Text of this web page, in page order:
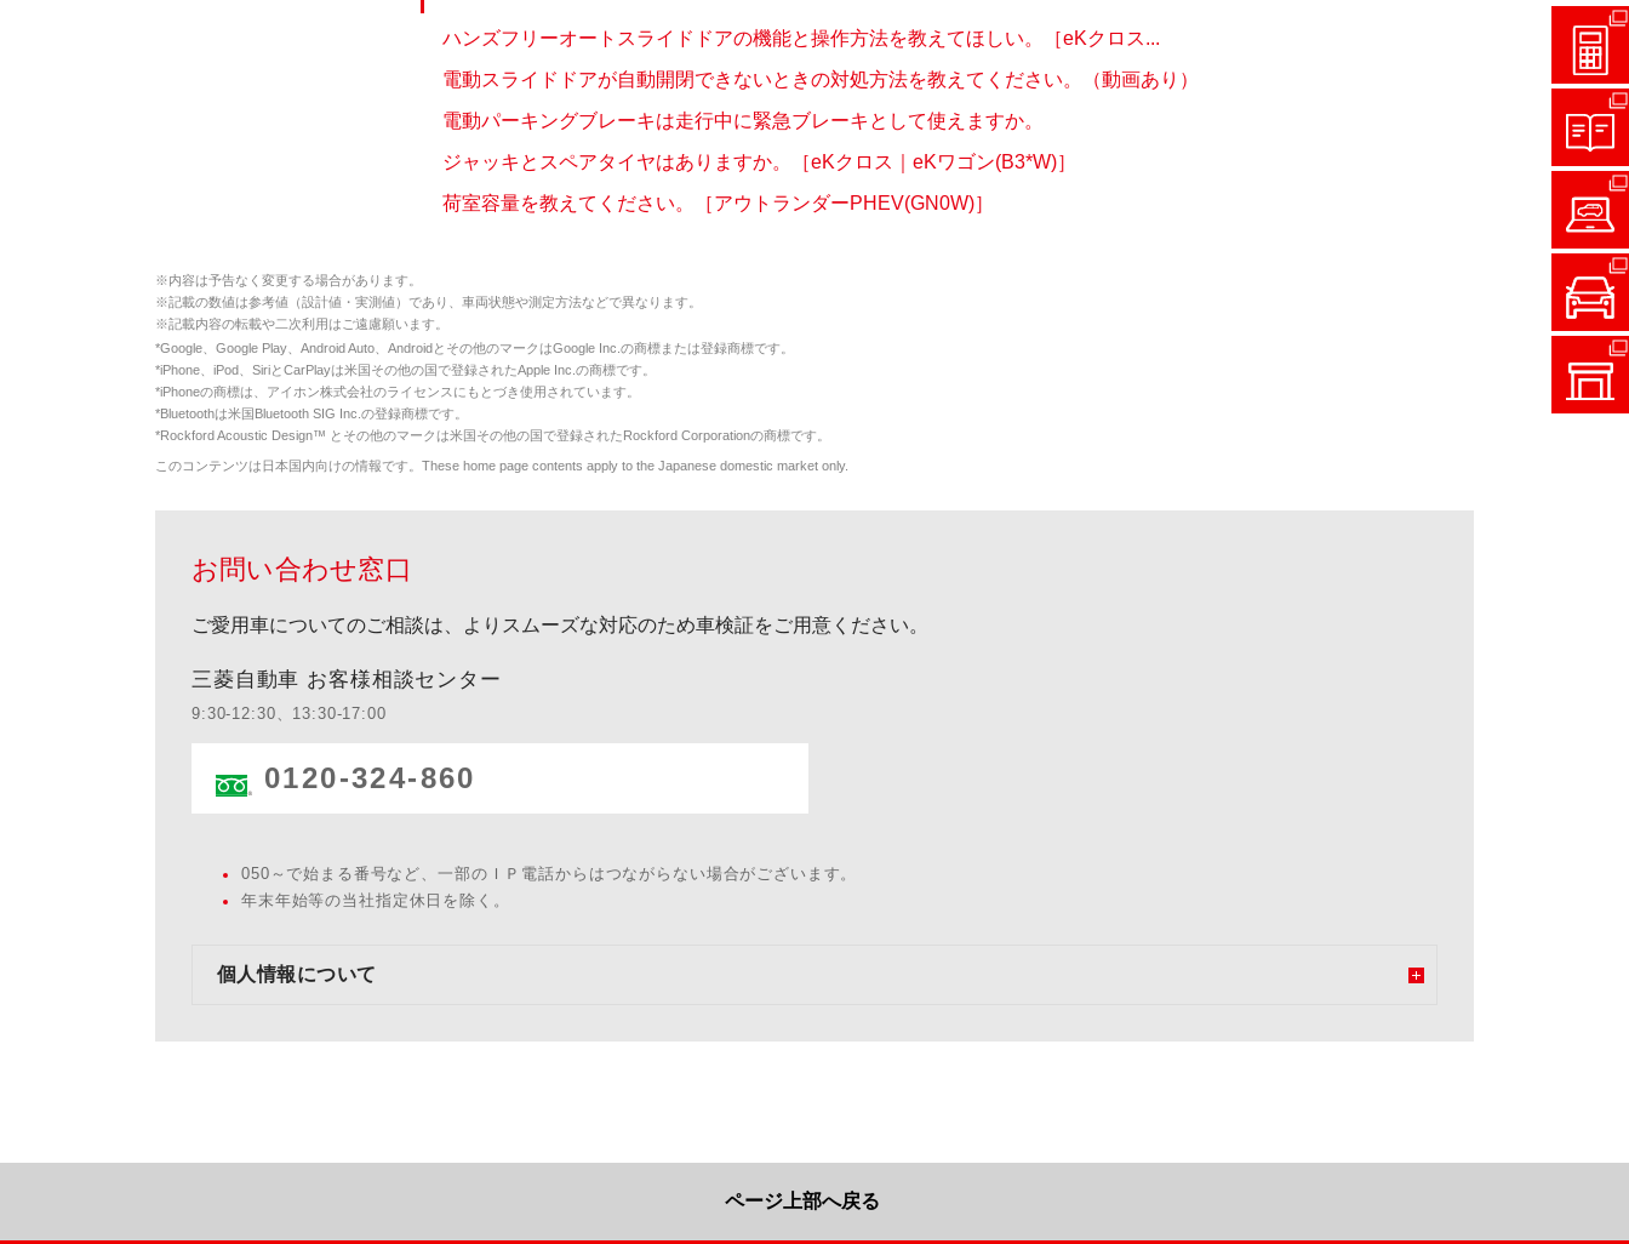
ハンズフリーオートスライドドアの機能と操作方法を教えてほしい。［eKクロス...
電動スライドドアが自動開閉できないときの対処方法を教えてください。（動画あり）
電動パーキングブレーキは走行中に緊急ブレーキとして使えますか。
ジャッキとスペアタイヤはありますか。［eKクロス｜eKワゴン(B3*W)］
荷室容量を教えてください。［アウトランダーPHEV(GN0W)］
※内容は予告なく変更する場合があります。
※記載の数値は参考値（設計値・実測値）であり、車両状態や測定方法などで異なります。
※記載内容の転載や二次利用はご遠慮願います。
*Google、Google Play、Android Auto、Androidとその他のマークはGoogle Inc.の商標または登録商標です。
*iPhone、iPod、SiriとCarPlayは米国その他の国で登録されたApple Inc.の商標です。
*iPhoneの商標は、アイホン株式会社のライセンスにもとづき使用されています。
*Bluetoothは米国Bluetooth SIG Inc.の登録商標です。
*Rockford Acoustic Design™ とその他のマークは米国その他の国で登録されたRockford Corporationの商標です。
このコンテンツは日本国内向けの情報です。These home page contents apply to the Japanese domestic market only.
お問い合わせ窓口
ご愛用車についてのご相談は、よりスムーズな対応のため車検証をご用意ください。
三菱自動車 お客様相談センター
9:30-12:30、13:30-17:00
0120-324-860
050～で始まる番号など、一部のＩＰ電話からはつながらない場合がございます。
年末年始等の当社指定休日を除く。
個人情報について
ページ上部へ戻る